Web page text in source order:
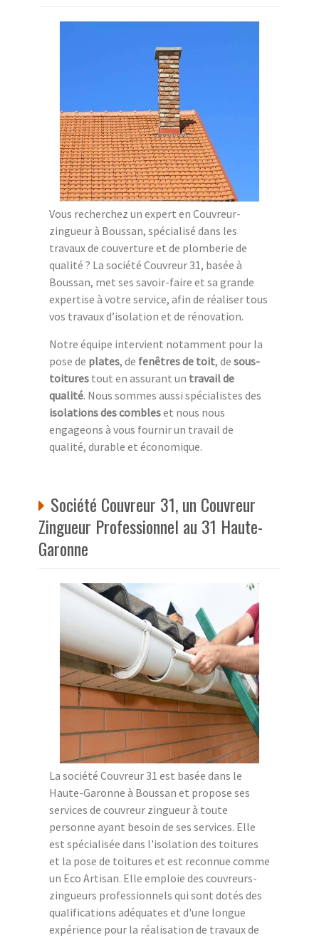
Vous recherchez un expert en Couvreur-
zingueur à Boussan, spécialisé dans les
travaux de couverture et de plomberie de
qualité ? La société Couvreur 31, basée à
Boussan, met ses savoir-faire et sa grande
expertise à votre service, afin de réaliser tous
vos travaux d’isolation et de rénovation.
Notre équipe intervient notamment pour la
pose de plates, de fenêtres de toit, de sous-
toitures tout en assurant un travail de
qualité. Nous sommes aussi spécialistes des
isolations des combleset nous nous
engageons à vous fournir un travail de
qualité, durable et économique.
Société Couvreur 31, un Couvreur
Zingueur Professionnel au 31 Haute-
Garonne
La société Couvreur 31 est basée dans le
Haute-Garonne à Boussan et propose ses
services de couvreur zingueur à toute
personne ayant besoin de ses services. Elle
est spécialisée dans l'isolation des toitures
et la pose de toitures et est reconnue comme
un Eco Artisan. Elle emploie des couvreurs-
zingueurs professionnels qui sont dotés des
qualifications adéquates et d'une longue
expérience pour la réalisation de travaux de